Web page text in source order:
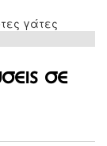
σε